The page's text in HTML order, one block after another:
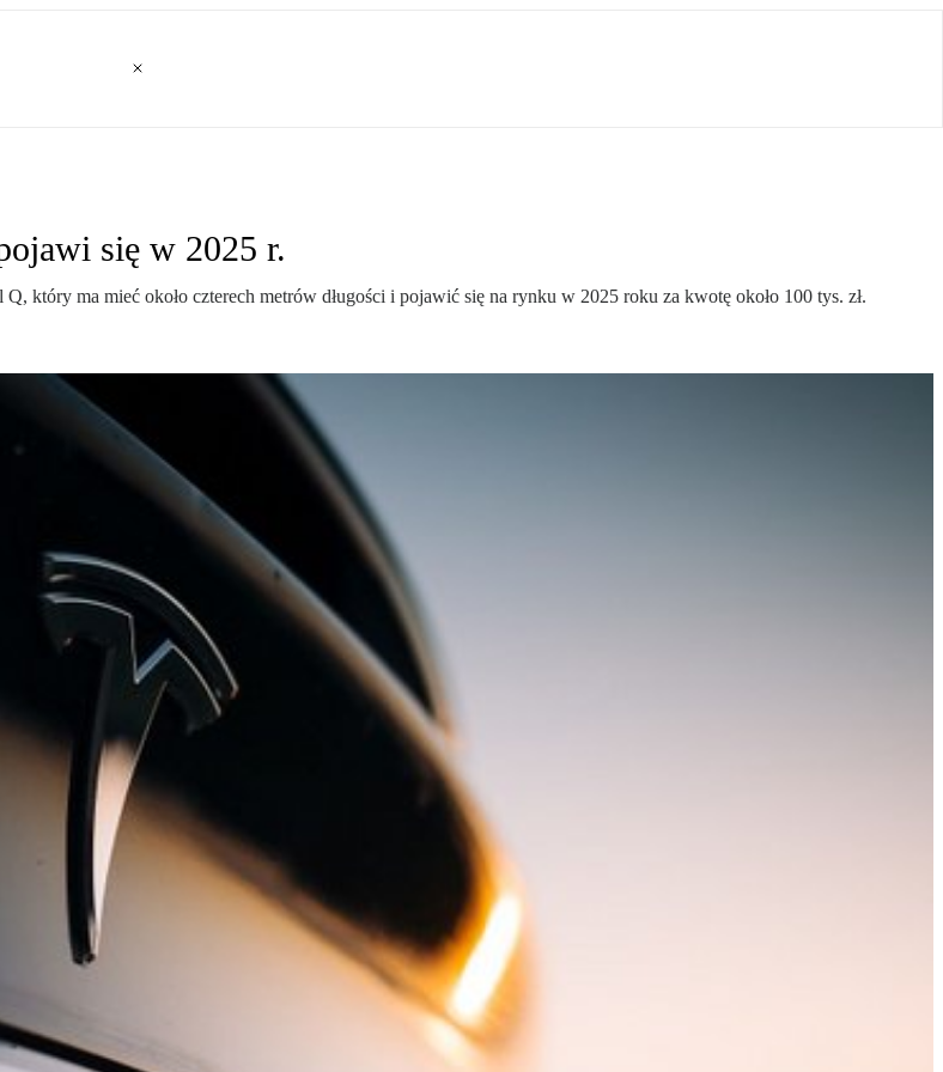
się w 2025 r.
który ma mieć około czterech metrów długości i pojawić się na rynku w 2025 roku za kwotę około 100 tys. zł.